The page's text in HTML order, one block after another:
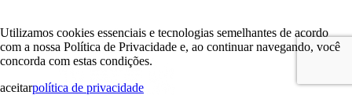
Utilizamos cookies essenciais e tecnologias semelhantes de acordo
com a nossa Política de Privacidade e, ao continuar navegando, você
concorda com estas condições.
aceitarpolítica de privacidade